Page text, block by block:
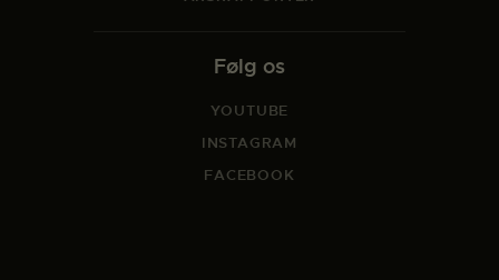
Følg os
YOUTUBE
INSTAGRAM
FACEBOOK